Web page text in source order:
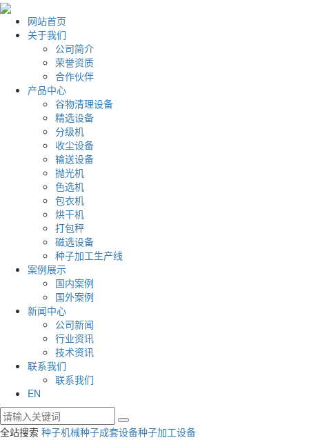
网站首页
关于我们
公司简介
荣誉资质
合作伙伴
产品中心
谷物清理设备
精选设备
分级机
收尘设备
输送设备
抛光机
色选机
包衣机
烘干机
打包秤
磁选设备
种子加工生产线
案例展示
国内案例
国外案例
新闻中心
公司新闻
行业资讯
技术资讯
联系我们
联系我们
EN
全站搜索 种子机械种子成套设备种子加工设备